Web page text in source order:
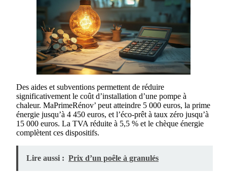
Des aides et subventions permettent de réduire
significativement le coût d’installation d’une pompe à
chaleur. MaPrimeRénov’ peut atteindre 5 000 euros, la prime
énergie jusqu’à 4 450 euros, et l’éco-prêt à taux zéro jusqu’à
15 000 euros. La TVA réduite à 5,5 % et le chèque énergie
complètent ces dispositifs.
Lire aussi : Prix d’un poêle à granulés